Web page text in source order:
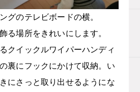
グのテレビボードの横。
る場所をきれいにします。
クイックルワイパーハンディ
裏にフックにかけて収納。い
にさっと取り出せるようにな